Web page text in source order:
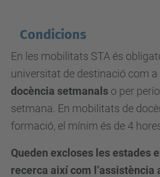
Condicions
En les mobilitats STA és
universitat de destinació com a
docència setmanals o per
setmana. En mobilitats de
formació, el mínim és de 4
Queden excloses les estades
recerca així com l’assistència